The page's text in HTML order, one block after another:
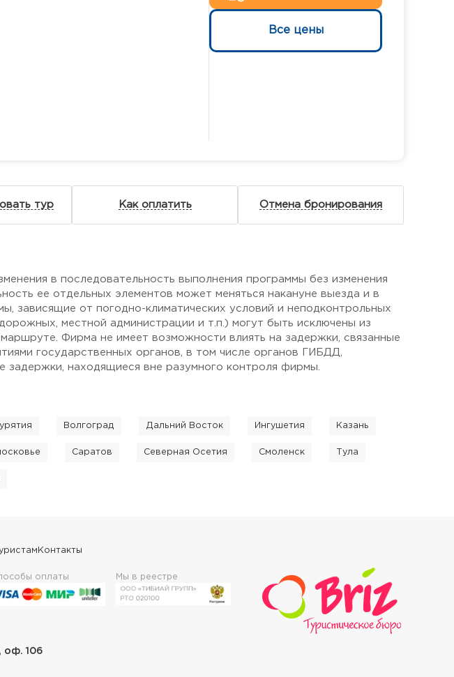
Все цены
тур Как оплатить Отмена бронирования
в последовательность выполнения программы без изменения
ее отдельных элементов может меняться накануне выезда и в
зависящие от погодно-климатических условий и неподконтрольных
местной администрации и т.п.) могут быть исключены из
Фирма не имеет возможности влиять на задержки, связанные
государственных органов, в том числе органов ГИБДД,
находящиеся вне разумного контроля фирмы.
Волгоград Дальний Восток Ингушетия Казань
Саратов Северная Осетия Смоленск Тула
Контакты
оплаты Мы в реестре
оф. 106